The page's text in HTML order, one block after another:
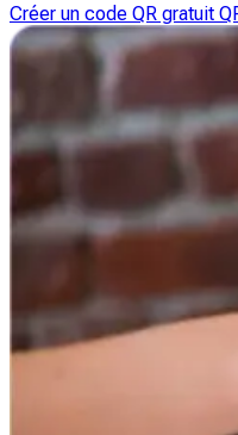
Créer un code QR gratuit